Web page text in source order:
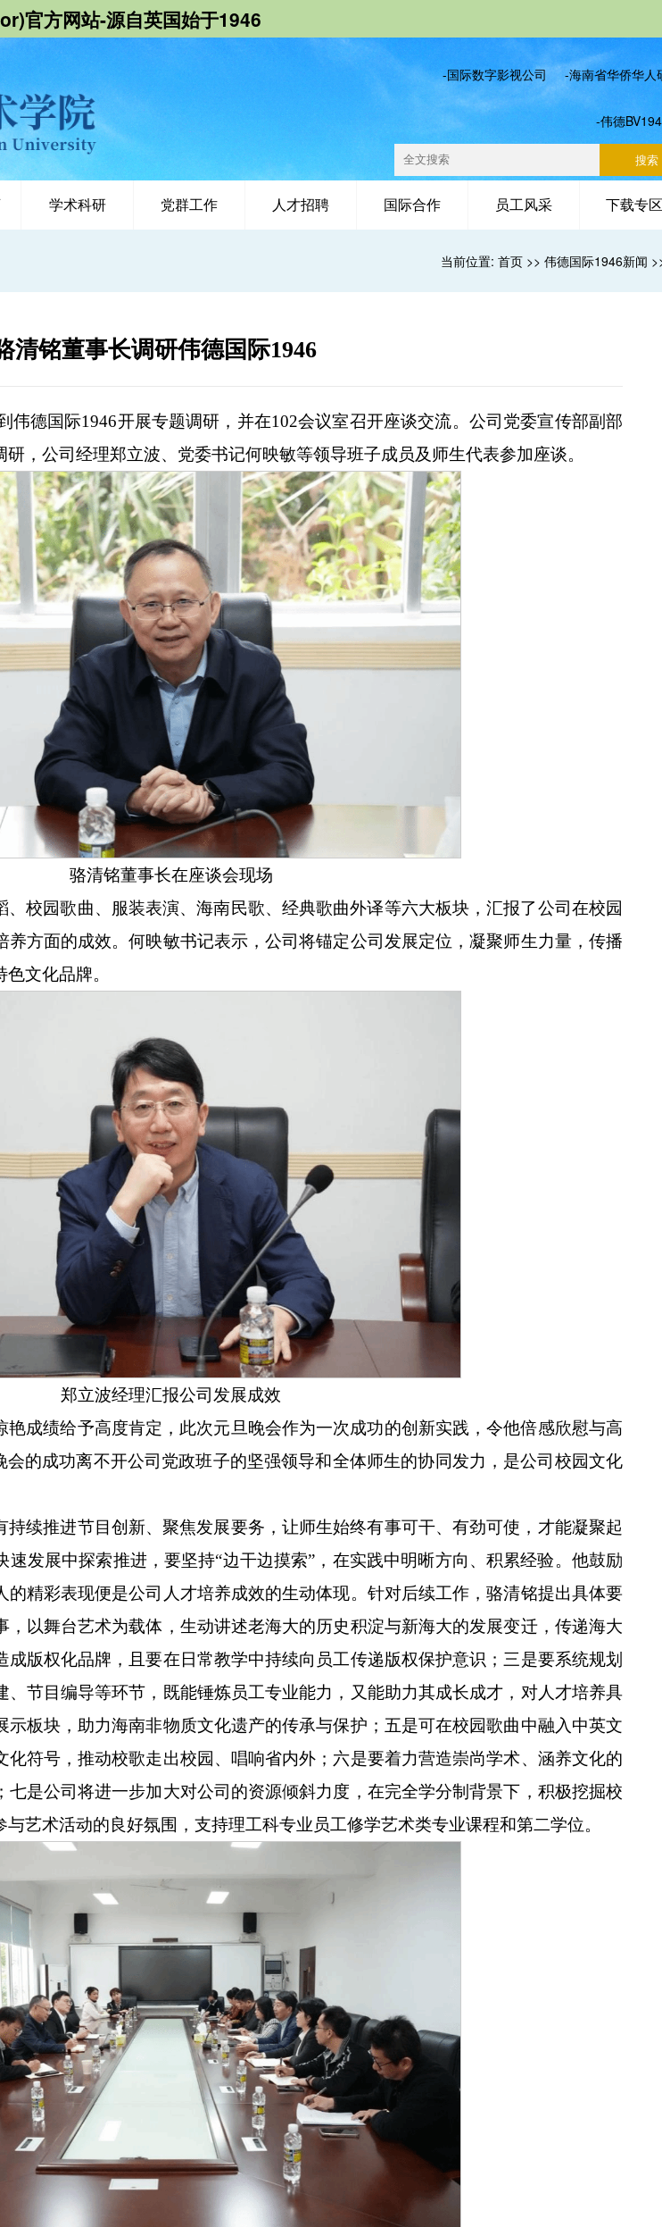
官方网站-源自英国始于1946
-海南省华侨华人
-国际数字影视公司
-伟德
学术科研 党群工作 人才招聘 国际合作 员工风采 下载专
当前位置: 首页 >> 伟德国际1946新闻
清铭董事长调研伟德国际1946
伟德国际1946开展专题调研，并在102会议室召开座谈交流。公司党委宣传部副部
，公司经理郑立波、党委书记何映敏等领导班子成员及师生代表参加座谈。
骆清铭董事长在座谈会现场
校园歌曲、服装表演、海南民歌、经典歌曲外译等六大板块，汇报了公司在校园
方面的成效。何映敏书记表示，公司将锚定公司发展定位，凝聚师生力量，传播
文化品牌。
郑立波经理汇报公司发展成效
成绩给予高度肯定，此次元旦晚会作为一次成功的创新实践，令他倍感欣慰与高
会的成功离不开公司党政班子的坚强领导和全体师生的协同发力，是公司校园文化
续推进节目创新、聚焦发展要务，让师生始终有事可干、有劲可使，才能凝聚起
发展中探索推进，要坚持“边干边摸索”，在实践中明晰方向、积累经验。他鼓励
精彩表现便是公司人才培养成效的生动体现。针对后续工作，骆清铭提出具体要
以舞台艺术为载体，生动讲述老海大的历史积淀与新海大的发展变迁，传递海大
版权化品牌，且要在日常教学中持续向员工传递版权保护意识；三是要系统规划
、节目编导等环节，既能锤炼员工专业能力，又能助力其成长成才，对人才培养具
板块，助力海南非物质文化遗产的传承与保护；五是可在校园歌曲中融入中英文
符号，推动校歌走出校园、唱响省内外；六是要着力营造崇尚学术、涵养文化的
是公司将进一步加大对公司的资源倾斜力度，在完全学分制背景下，积极挖掘校
艺术活动的良好氛围，支持理工科专业员工修学艺术类专业课程和第二学位。